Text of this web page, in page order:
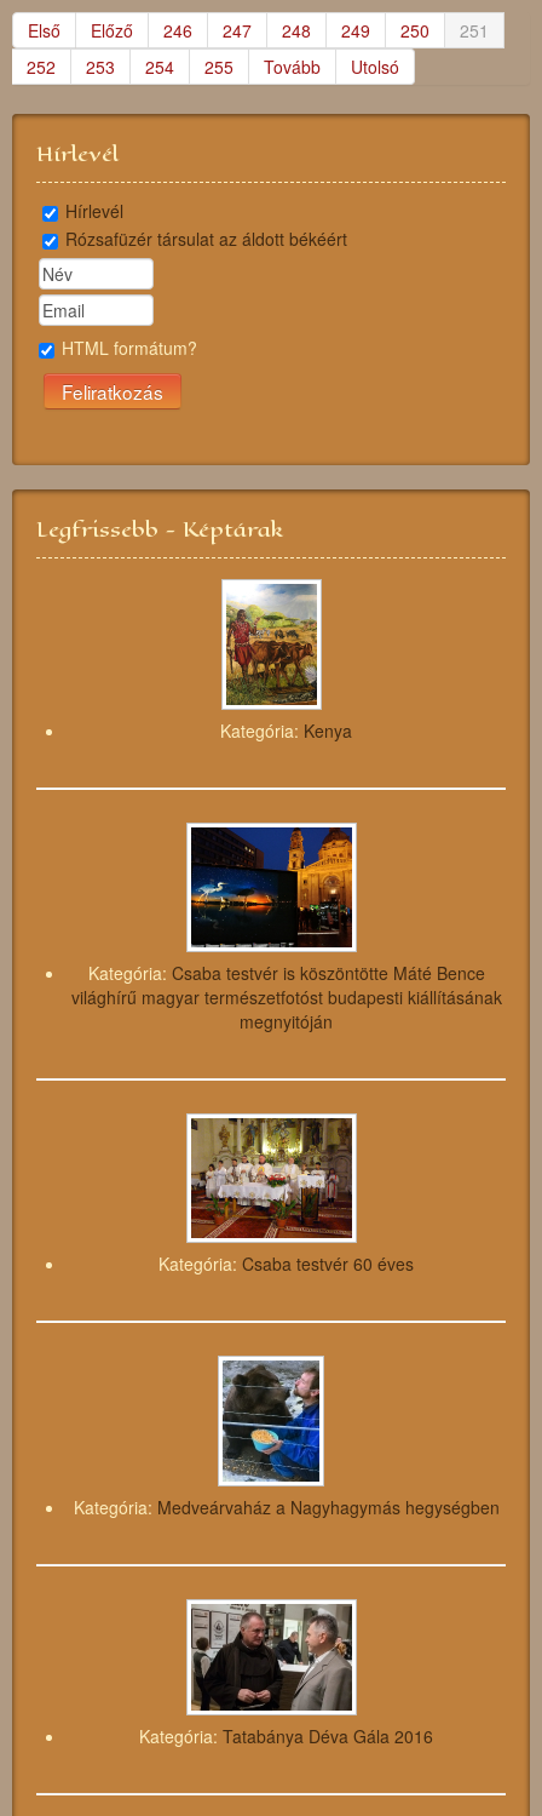
Első Előző 246 247 248 249 250
251
252
253 254 255 Tovább Utolsó
Hírlevél
Hírlevél
Rózsafüzér társulat az áldott békéért
HTML formátum?
Legfrissebb - Képtárak
Kategória: Kenya
Kategória: Csaba testvér is köszöntötte Máté Bence
világhírű magyar természetfotóst budapesti kiállításának
megnyitóján
Kategória: Csaba testvér 60 éves
Kategória: Medveárvaház a Nagyhagymás hegységben
Kategória: Tatabánya Déva Gála 2016